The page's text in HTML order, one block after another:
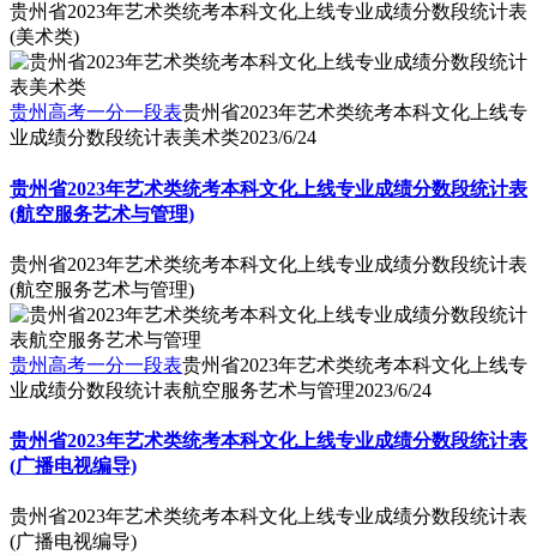
贵州省2023年艺术类统考本科文化上线专业成绩分数段统计表
(美术类)
贵州高考一分一段表贵州省2023年艺术类统考本科文化上线专
业成绩分数段统计表美术类2023/6/24
贵州省2023年艺术类统考本科文化上线专业成绩分数段统计表
(航空服务艺术与管理)
贵州省2023年艺术类统考本科文化上线专业成绩分数段统计表
(航空服务艺术与管理)
贵州高考一分一段表贵州省2023年艺术类统考本科文化上线专
业成绩分数段统计表航空服务艺术与管理2023/6/24
贵州省2023年艺术类统考本科文化上线专业成绩分数段统计表
(广播电视编导)
贵州省2023年艺术类统考本科文化上线专业成绩分数段统计表
(广播电视编导)